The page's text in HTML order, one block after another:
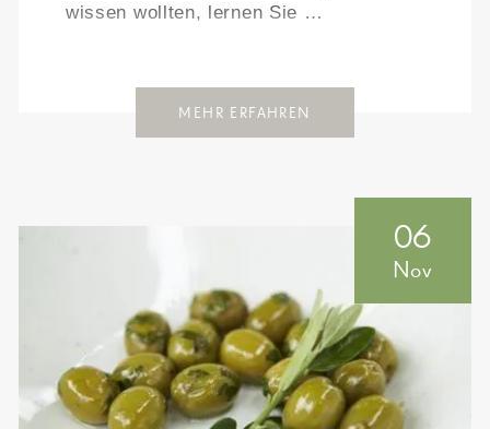
wissen wollten, lernen Sie …
MEHR ERFAHREN
06
Nov